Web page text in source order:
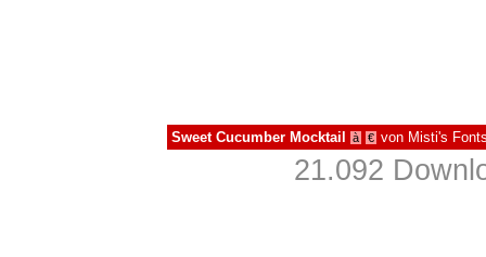
Sweet Cucumber Mocktail à € von Misti's
21.092